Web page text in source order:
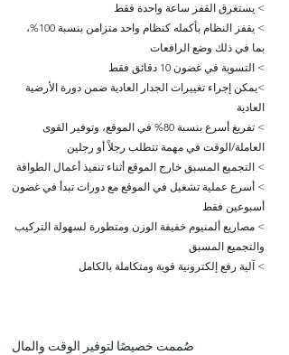
> يستغرق القفز ساعة واحدة فقط
> يقفز النظام بأكمله كنظام واحد متزامن بنسبة 100%،
بما في ذلك وضع الرافعات
> التسوية في غضون 10 دقائق فقط
>يمكن إجراء تغييرات الجدار العادية ضمن دورة الأرضية
العادية
> تفريغ أسرع بنسبة 80% في الموقع، وتوفير القوى
العاملة/الوقت في مهمة تتطلب رجلاً أو رجلين
> التجميع المسبق خارج الموقع أثناء تنفيذ أعمال الطوافة
> أسرع عملية تشغيل في الموقع مع دورات تبدأ في غضون
أسبوعين فقط
> مصاريع ألمنيوم خفيفة الوزن ومتطورة لسهولة التركيب
والتجميع المسبق
> آلية رفع إلكترونية قوية ومتكاملة بالكامل
صُممت خصيصًا لتوفير الوقت والمال